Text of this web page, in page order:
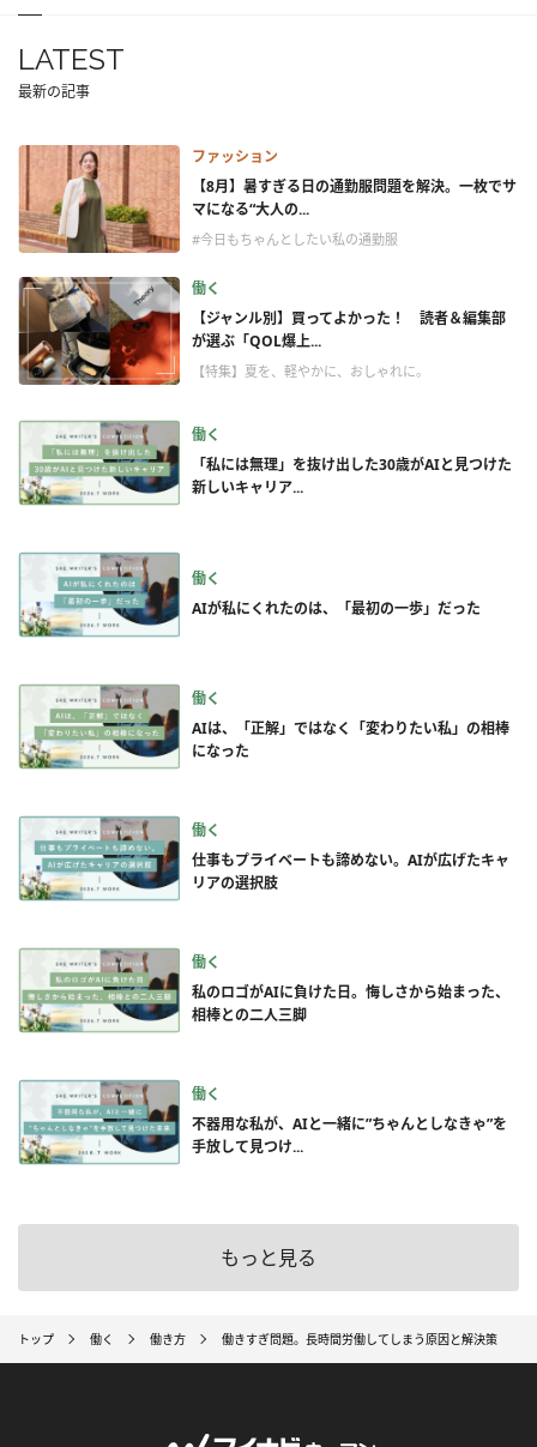
LATEST
最新の記事
ファッション
【8月】暑すぎる日の通勤服問題を解決。一枚でサ
マになる“大人の...
#今日もちゃんとしたい私の通勤服
働く
【ジャンル別】買ってよかった！ 読者＆編集部
が選ぶ「QOL爆上...
【特集】夏を、軽やかに、おしゃれに。
働く
「私には無理」を抜け出した30歳がAIと見つけた
新しいキャリア...
働く
AIが私にくれたのは、「最初の一歩」だった
働く
AIは、「正解」ではなく「変わりたい私」の相棒
になった
働く
仕事もプライベートも諦めない。AIが広げたキャ
リアの選択肢
働く
私のロゴがAIに負けた日。悔しさから始まった、
相棒との二人三脚
働く
不器用な私が、AIと一緒に”ちゃんとしなきゃ”を
手放して見つけ...
もっと見る
トップ 働く 働き方 働きすぎ問題。長時間労働してしまう原因と解決策